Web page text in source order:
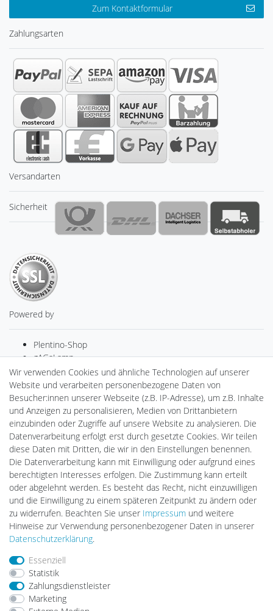
Zum Kontaktformular
Zahlungsarten
Versandarten
Sicherheit
Powered by
Plentino-Shop
gAGaLamp
Drohnenstore24
Cardanlight-Shop
Batteriespeicher
PlentiSolar
Gebrauchtlicht
Ledkauf
DEYESOLAR
Lightech Connect
CardanLight Europe
FORTIMO LEDs
LED-RETROSHOP
MeinUSB
Barrierefreiheitserklärung
Wir verwenden Cookies und ähnliche Technologien auf unserer
Website und verarbeiten personenbezogene Daten von
Besucher:innen unserer Webseite (z.B. IP-Adresse), um z.B. Inhalte
und Anzeigen zu personalisieren, Medien von Drittanbietern
einzubinden oder Zugriffe auf unsere Website zu analysieren. Die
Datenverarbeitung erfolgt erst durch gesetzte Cookies. Wir teilen
diese Daten mit Dritten, die wir in den Einstellungen benennen.
Die Datenverarbeitung kann mit Einwilligung oder aufgrund eines
berechtigten Interesses erfolgen. Die Zustimmung kann erteilt
oder abgelehnt werden. Es besteht das Recht, nicht einzuwilligen
und die Einwilligung zu einem späteren Zeitpunkt zu ändern oder
zu widerrufen. Beachten Sie unser Impressum und weitere
Hinweise zur Verwendung personenbezogener Daten in unserer
Daten­schutz­erklärung.
Essenziell
Statistik
Zahlungsdienstleister
Marketing